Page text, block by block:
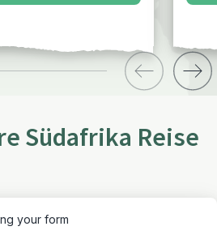
Südafrika Reise
your form